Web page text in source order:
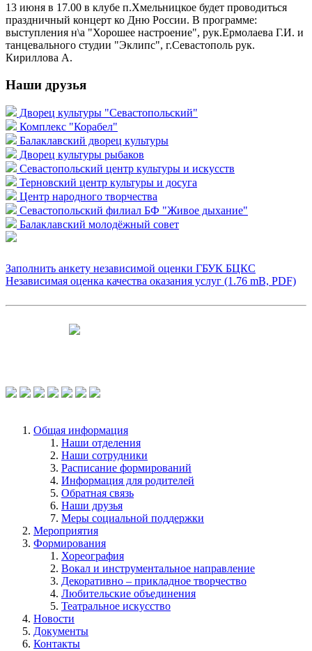
13 июня в 17.00 в клубе п.Хмельницкое будет проводиться
праздничный концерт ко Дню России. В программе:
выступления н\а "Хорошее настроение", рук.Ермолаева Г.И. и
танцевального студии "Эклипс", г.Севастополь рук.
Кириллова А.
Наши друзья
Дворец культуры "Севастопольский"
Комплекс "Корабел"
Балаклавский дворец культуры
Дворец культуры рыбаков
Севастопольский центр культуры и искусств
Терновский центр культуры и досуга
Центр народного творчества
Севастопольский филиал БФ "Живое дыхание"
Балаклавский молодёжный совет
Заполнить анкету независимой оценки ГБУК БЦКС
Независимая оценка качества оказания услуг (1.76 mB, PDF)
Общая информация
Наши отделения
Наши сотрудники
Расписание формирований
Информация для родителей
Обратная связь
Наши друзья
Меры социальной поддержки
Мероприятия
Формирования
Хореография
Вокал и инструментальное направление
Декоративно – прикладное творчество
Любительские объединения
Театральное искусство
Новости
Документы
Контакты